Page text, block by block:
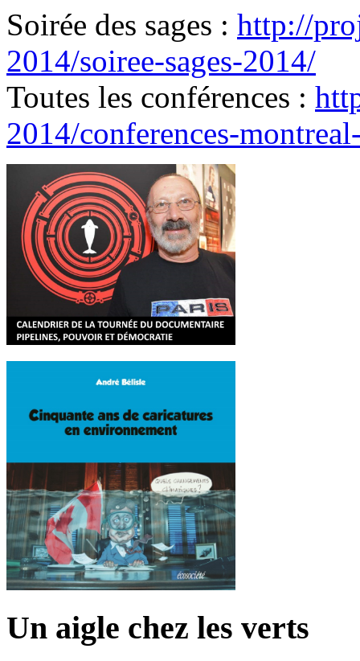
Soirée des sages : http://
2014/soiree-sages-2014/
Toutes les conférences :
2014/conferences-
Un aigle chez les verts